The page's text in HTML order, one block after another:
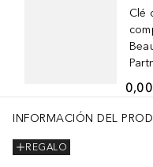
Clé
INFORMACIÓN DEL
REGALO